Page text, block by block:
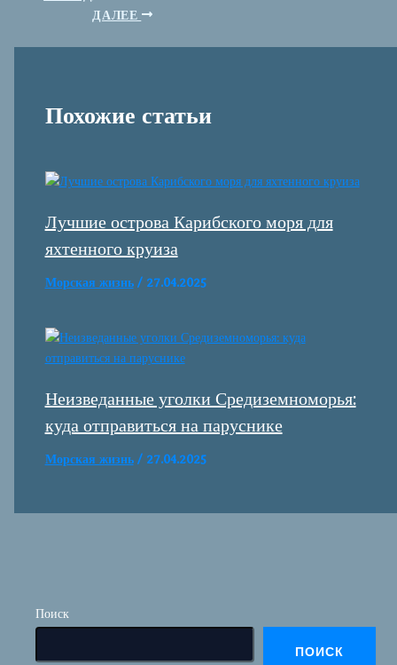
Поиск
ПОИСК
ДАЛЕЕ
Похожие статьи
Лучшие острова Карибского моря для
яхтенного круиза
Морская жизнь/ 27.04.2025
Неизведанные уголки Средиземноморья:
куда отправиться на паруснике
Морская жизнь/ 27.04.2025